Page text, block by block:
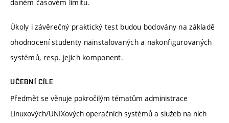
daném časovém limitu.
Úkoly i závěrečný praktický test budou bodovány na základě
ohodnocení studenty nainstalovaných a nakonfigurovaných
systémů, resp. jejich komponent.
UČEBNÍ CÍLE
Předmět se věnuje pokročilým tématům administrace
Linuxových/UNIXových operačních systémů a služeb na nich